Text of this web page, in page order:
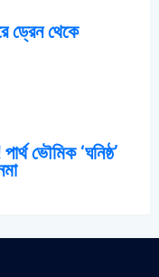
ড্রেন থেকে
ভৌমিক ‘ঘনিষ্ঠ’